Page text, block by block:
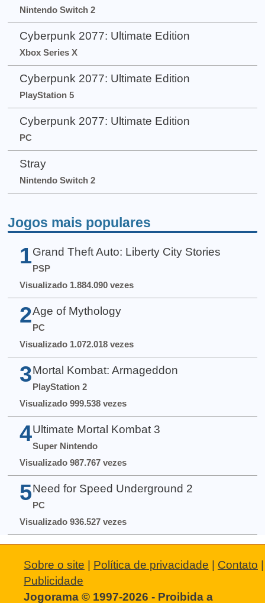
Nintendo Switch 2
Cyberpunk 2077: Ultimate Edition
Xbox Series X
Cyberpunk 2077: Ultimate Edition
PlayStation 5
Cyberpunk 2077: Ultimate Edition
PC
Stray
Nintendo Switch 2
Jogos mais populares
1 Grand Theft Auto: Liberty City Stories
PSP
Visualizado 1.884.090 vezes
2 Age of Mythology
PC
Visualizado 1.072.018 vezes
3 Mortal Kombat: Armageddon
PlayStation 2
Visualizado 999.538 vezes
4 Ultimate Mortal Kombat 3
Super Nintendo
Visualizado 987.767 vezes
5 Need for Speed Underground 2
PC
Visualizado 936.527 vezes
Sobre o site | Política de privacidade | Contato |
Publicidade
Jogorama © 1997-2026 - Proibida a